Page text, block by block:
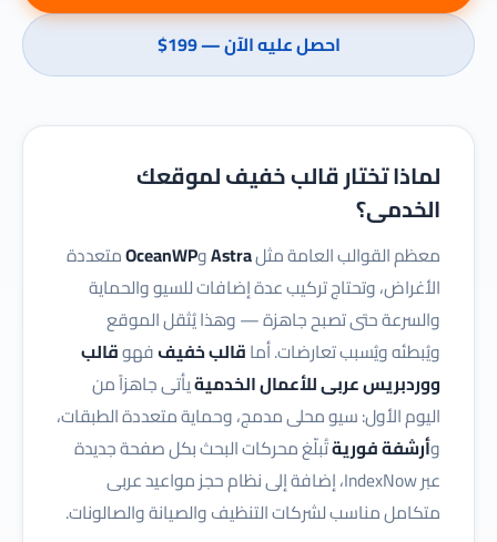
احصل عليه الآن — ‏$199
لماذا تختار قالب خفيف لموقعك
الخدمى؟
معظم القوالب العامة مثلAstraوOceanWPمتعددة
الأغراض، وتحتاج تركيب عدة إضافات للسيو والحماية
والسرعة حتى تصبح جاهزة — وهذا يُثقل الموقع
ويُبطئه ويُسبب تعارضات. أماقالب خفيففهوقالب
ووردبريس عربى للأعمال الخدميةيأتى جاهزاً من
اليوم الأول: سيو محلى مدمج، وحماية متعددة الطبقات،
وأرشفة فوريةتُبلّغ محركات البحث بكل صفحة جديدة
عبر IndexNow، إضافة إلى نظام حجز مواعيد عربى
متكامل مناسب لشركات التنظيف والصيانة والصالونات.